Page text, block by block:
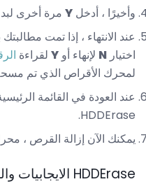
وأخيرًا ، أدخل Y مرة أخرى
عند الانتهاء ، إذا تمت
اختيار N لإنهاء أو Y لقراءة
لمحرك الأقراص الذي تم
عند العودة في القائمة
HDDErase.
يمكنك الآن إزالة القرص ،
HDDErase الايجابيات والسلبيات